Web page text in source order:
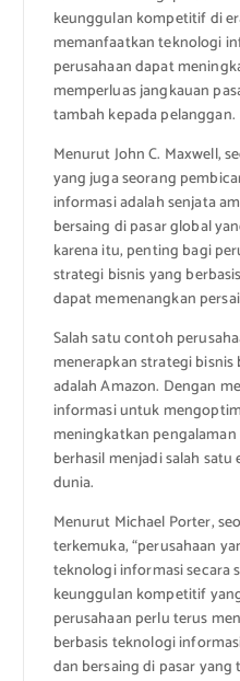
keunggulan kompetitif di
memanfaatkan teknologi
perusahaan dapat
memperluas jangkauan
tambah kepada pelanggan.
Menurut John C. Maxwell,
yang juga seorang
informasi adalah senjata
bersaing di pasar global
karena itu, penting bagi
strategi bisnis yang
dapat memenangkan
Salah satu contoh
menerapkan strategi
adalah Amazon. Dengan
informasi untuk
meningkatkan
berhasil menjadi salah
dunia.
Menurut Michael Porter,
terkemuka, “perusahaan
teknologi informasi secara
keunggulan kompetitif
perusahaan perlu terus
berbasis teknologi
dan bersaing di pasar yang